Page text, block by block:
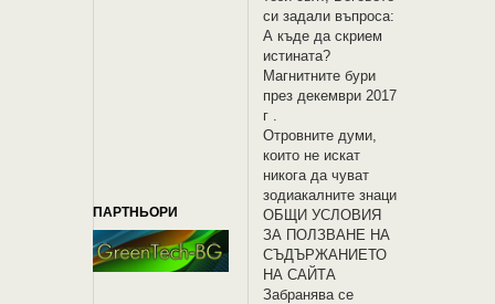
си задали въпроса:
А къде да скрием
истината?
Магнитните бури
през декември 2017
г .
Отровните думи,
които не искат
никога да чуват
зодиакалните знаци
ПАРТНЬОРИ
OБЩИ УСЛОВИЯ
ЗА ПОЛЗВАНЕ НА
СЪДЪРЖАНИЕТО
НА САЙТА
Забранява се